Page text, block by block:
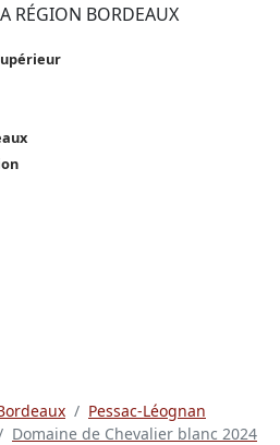
RÉGION BORDEAUX
Pessac-Léognan
Domaine de Chevalier blanc 2024